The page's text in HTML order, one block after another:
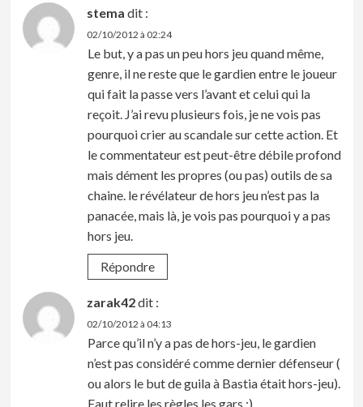
stema dit :
02/10/2012 à 02:24
Le but, y a pas un peu hors jeu quand même,
genre, il ne reste que le gardien entre le joueur
qui fait la passe vers l’avant et celui qui la
reçoit. J’ai revu plusieurs fois, je ne vois pas
pourquoi crier au scandale sur cette action. Et
le commentateur est peut-être débile profond
mais dément les propres (ou pas) outils de sa
chaine. le révélateur de hors jeu n’est pas la
panacée, mais là, je vois pas pourquoi y a pas
hors jeu.
Répondre
zarak42dit :
02/10/2012 à 04:13
Parce qu’il n’y a pas de hors-jeu, le gardien
n’est pas considéré comme dernier défenseur (
ou alors le but de guila à Bastia était hors-jeu).
Faut relire les règles les gars ;)